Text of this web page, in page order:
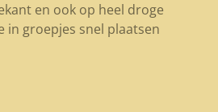
en ook op heel droge
in groepjes snel plaatsen